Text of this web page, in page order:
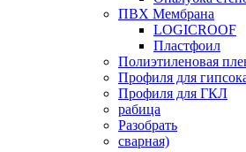
ПВХ Мембрана
LOGICROOF
Плaстфoил
Полиэтиленовая
Профиля для
Профиля для ГКЛ
рабица
Разобрать
сварная)